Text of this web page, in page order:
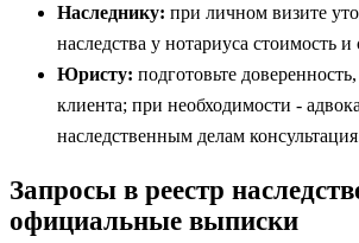
Наследнику: при личном визите
наследства у нотариуса стоимость
Юристу: подготовьте
клиента; при необходимости -
наследственным делам
Запросы в реестр
официальные выписки